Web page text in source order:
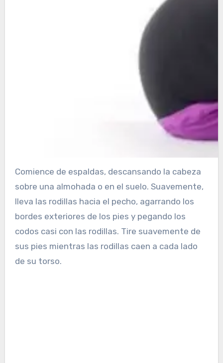
Comience de espaldas, descansando la cabeza
sobre una almohada o en el suelo. Suavemente,
lleva las rodillas hacia el pecho, agarrando los
bordes exteriores de los pies y pegando los
codos casi con las rodillas. Tire suavemente de
sus pies mientras las rodillas caen a cada lado
de su torso.